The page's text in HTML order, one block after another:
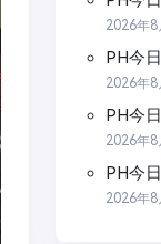
2026年8
PH今
2026年8
PH今
2026年8
PH今
2026年8